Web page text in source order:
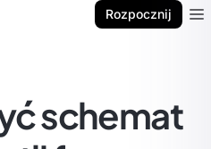
Rozpocznij
schemat